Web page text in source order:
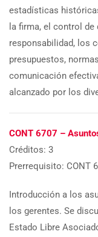
estadísticas
la firma, el control
responsabilidad, los
presupuestos,
comunicación
alcanzado por los
CONT 6707 –
Créditos: 3
Prerrequisito: CONT
Introducción a los
los gerentes. Se
Estado Libre